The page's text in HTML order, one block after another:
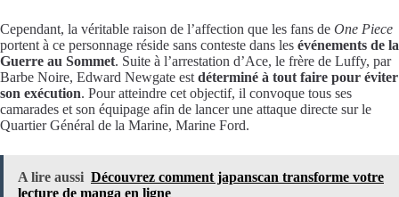
Cependant, la véritable raison de l’affection que les fans de One Piece
portent à ce personnage réside sans conteste dans les événements de la
Guerre au Sommet. Suite à l’arrestation d’Ace, le frère de Luffy, par
Barbe Noire, Edward Newgate est déterminé à tout faire pour éviter
son exécution. Pour atteindre cet objectif, il convoque tous ses
camarades et son équipage afin de lancer une attaque directe sur le
Quartier Général de la Marine, Marine Ford.
A lire aussi Découvrez comment japanscan transforme votre
lecture de manga en ligne